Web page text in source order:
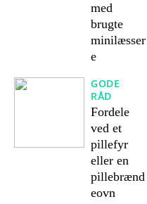
med
brugte
minilæsser
e
GODE
RÅD
Fordele
ved et
pillefyr
eller en
pillebrænd
eovn